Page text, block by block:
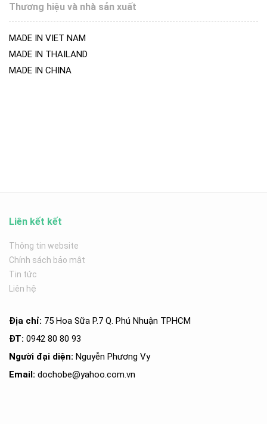
Thương hiệu và nhà sản xuất
MADE IN VIET NAM
MADE IN THAILAND
MADE IN CHINA
Liên kết kết
Thông tin website
Chính sách bảo mật
Tin tức
Liên hệ
Địa chỉ: 75 Hoa Sữa P.7 Q. Phú Nhuận TPHCM
ĐT: 0942 80 80 93
Người đại diện: Nguyễn Phương Vy
Email: dochobe@yahoo.com.vn